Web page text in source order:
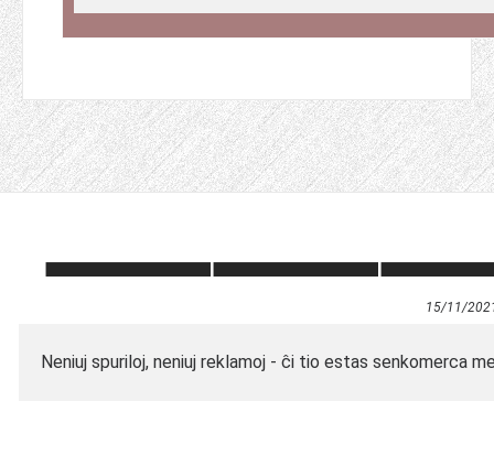
15/11/
Neniuj spuriloj, neniuj reklamoj - ĉi tio estas senkomerca